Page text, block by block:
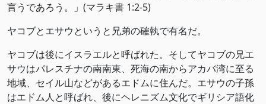
言うであろう。」(‭‭マラキ書‬ ‭1:2-5‬)
ヤコブとエサウというと兄弟の確執で有名だ。
ヤコブは後にイスラエルと呼ばれた。そしてヤコブの兄エ
サウはパレスチナの南南東、死海の南からアカバ湾に至る
地域、セイル山などがあるエドムに住んだ。エサウの子孫
はエドム人と呼ばれ、後にヘレニズム文化でギリシア語化